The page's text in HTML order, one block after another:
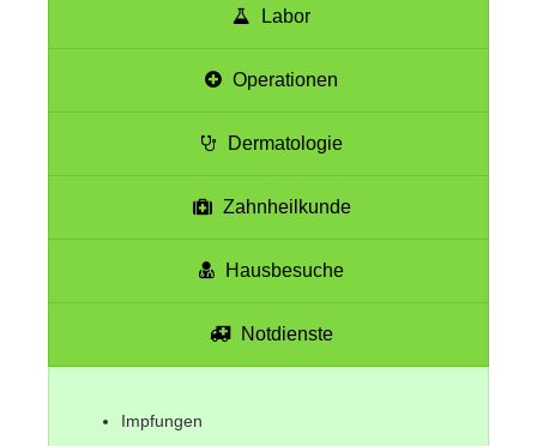
Labor
Operationen
Dermatologie
Zahnheilkunde
Hausbesuche
Notdienste
Impfungen